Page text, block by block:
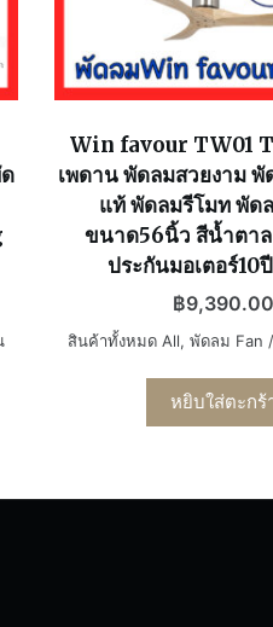
Win favour TW01
เพดาน พัดลมสวยงาม
แท้ พัดลมรีโมท พัด
ขนาด56นิ้ว สีน้ำตาล
ประกันมอเตอร์10
฿9,390.00
สินค้าทั้งหมด All,พัดลม Fan
หยิบใส่ตะกร้